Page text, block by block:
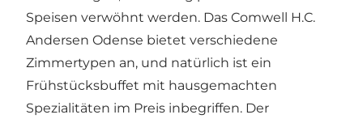
Speisen verwöhnt werden. Das Comwell H.C.
Andersen Odense bietet verschiedene
Zimmertypen an, und natürlich ist ein
Frühstücksbuffet mit hausgemachten
Spezialitäten im Preis inbegriffen. Der